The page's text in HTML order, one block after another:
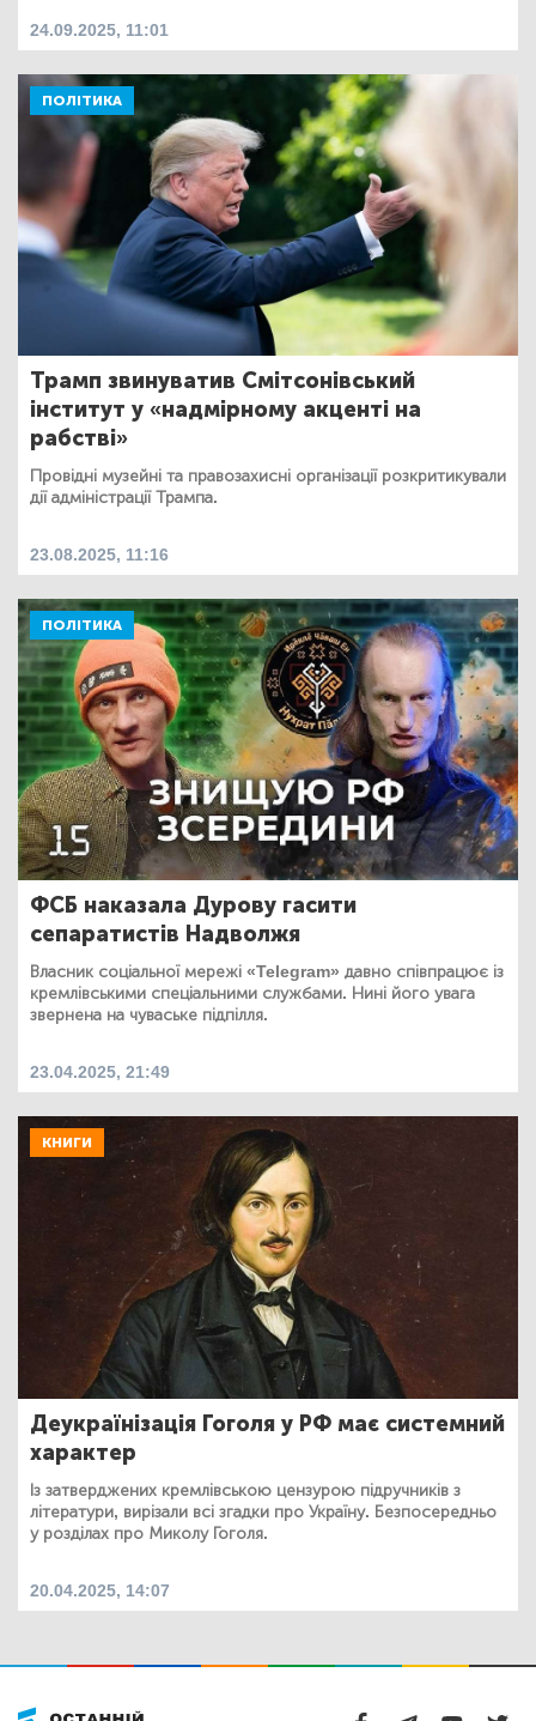
24.09.2025, 11:01
ПОЛІТИКА
Трамп звинуватив Смітсонівський
інститут у «надмірному акценті на
рабстві»
Провідні музейні та правозахисні організації розкритикували
дії адміністрації Трампа.
23.08.2025, 11:16
ПОЛІТИКА
ФСБ наказала Дурову гасити
сепаратистів Надволжя
Власник соціальної мережі «Telegram» давно співпрацює із
кремлівськими спеціальними службами. Нині його увага
звернена на чуваське підпілля.
23.04.2025, 21:49
КНИГИ
Деукраїнізація Гоголя у РФ має системний
характер
Із затверджених кремлівською цензурою підручників з
літератури, вирізали всі згадки про Україну. Безпосередньо
у розділах про Миколу Гоголя.
20.04.2025, 14:07